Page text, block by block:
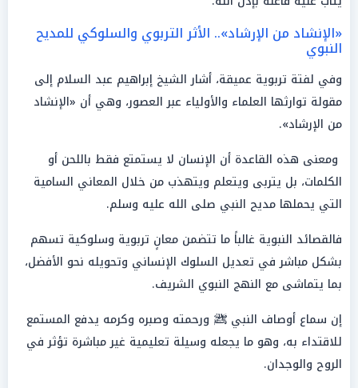
«الإنشاد من الإرشاد».. الأثر التربوي والسلوكي للمديح
النبوي
وفي لفتة تربوية عميقة، أشار الشيخ إبراهيم عبد السلام إلى
مقولة توارثها العلماء والأولياء عبر العصور، وهي أن «الإنشاد
من الإرشاد».
ومعنى هذه القاعدة أن الإنسان لا يستمتع فقط باللحن أو
الكلمات، بل يتربى ويتعلم ويتهذب من خلال المعاني السامية
التي يحملها مديح النبي صلى الله عليه وسلم.
فالقصائد النبوية غالباً ما تتضمن معانٍ تربوية وسلوكية تسهم
بشكل مباشر في تعديل السلوك الإنساني وتحويله نحو الأفضل،
بما يتماشى مع النهج النبوي الشريف.
إن سماع أوصاف النبي ﷺ ورحمته وصبره وكرمه يدفع المستمع
للاقتداء به، وهو ما يجعله وسيلة تعليمية غير مباشرة تؤثر في
الروح والوجدان.